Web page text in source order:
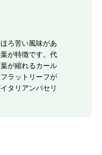
ろ苦い風味があ
が特徴です。代
が縮れるカール
ラットリーフが
タリアンパセリ